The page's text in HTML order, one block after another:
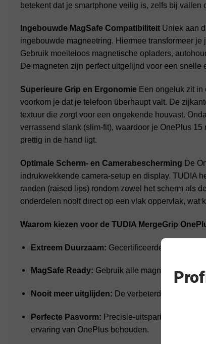
betekent dat je smartphone veilig is, zelfs bij vallen
Ingebouwde MagSafe Compatibiliteit Uniek aan
ingebouwde magneetring. Hiermee transformeer
Gebruik moeiteloos magnetische opladers,
De magneten zijn perfect uitgelijnd voor een snelle
Superieure Grip en Ergonomie Een ongeluk zit in
voorkom je dat je telefoon überhaupt valt. De
textuur die zorgt voor een ongekende houvast.
verrassend slank (slim-fit), waardoor je OnePlus
prettig in de hand ligt.
Optimale Scherm- en Camerabescherming De
indrukwekkende camera-setup en display. TUDIA
randen (raised lips) rondom zowel het scherm als
onderdelen nooit direct op een vlak oppervlak, wat
Waarom kiezen voor de TUDIA MergeGrip
Extreem Duurzaam: Gecertificeerde militaire
MagSafe Ready: Gebruik alle magnetische
Nooit meer uitglijden: De verbeterde grip-
Perfecte Pasvorm: Precisie-uitsparingen voor
ervaring van OnePlus behouden.